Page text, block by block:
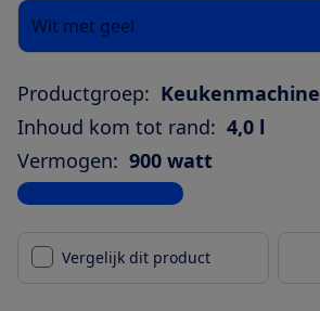
Wit met geel
Productgroep: Keukenmachine
Inhoud kom tot rand: 4,0 l
Vermogen: 900 watt
Bekijk alle specificaties
Vergelijk dit product